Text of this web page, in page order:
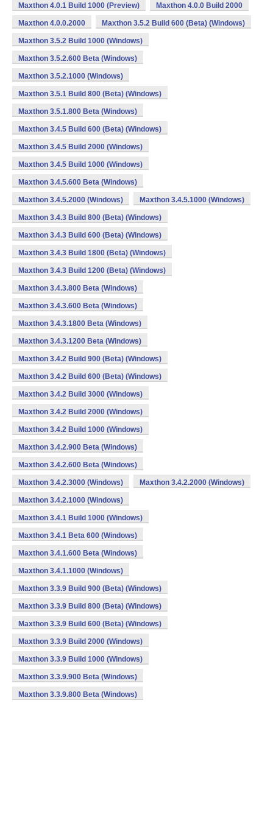
Maxthon 4.0.1 Build 1000 (Preview) Maxthon 4.0.0 Build 2000
Maxthon 4.0.0.2000 Maxthon 3.5.2 Build 600 (Beta) (Windows)
Maxthon 3.5.2 Build 1000 (Windows)
Maxthon 3.5.2.600 Beta (Windows)
Maxthon 3.5.2.1000 (Windows)
Maxthon 3.5.1 Build 800 (Beta) (Windows)
Maxthon 3.5.1.800 Beta (Windows)
Maxthon 3.4.5 Build 600 (Beta) (Windows)
Maxthon 3.4.5 Build 2000 (Windows)
Maxthon 3.4.5 Build 1000 (Windows)
Maxthon 3.4.5.600 Beta (Windows)
Maxthon 3.4.5.2000 (Windows) Maxthon 3.4.5.1000 (Windows)
Maxthon 3.4.3 Build 800 (Beta) (Windows)
Maxthon 3.4.3 Build 600 (Beta) (Windows)
Maxthon 3.4.3 Build 1800 (Beta) (Windows)
Maxthon 3.4.3 Build 1200 (Beta) (Windows)
Maxthon 3.4.3.800 Beta (Windows)
Maxthon 3.4.3.600 Beta (Windows)
Maxthon 3.4.3.1800 Beta (Windows)
Maxthon 3.4.3.1200 Beta (Windows)
Maxthon 3.4.2 Build 900 (Beta) (Windows)
Maxthon 3.4.2 Build 600 (Beta) (Windows)
Maxthon 3.4.2 Build 3000 (Windows)
Maxthon 3.4.2 Build 2000 (Windows)
Maxthon 3.4.2 Build 1000 (Windows)
Maxthon 3.4.2.900 Beta (Windows)
Maxthon 3.4.2.600 Beta (Windows)
Maxthon 3.4.2.3000 (Windows) Maxthon 3.4.2.2000 (Windows)
Maxthon 3.4.2.1000 (Windows)
Maxthon 3.4.1 Build 1000 (Windows)
Maxthon 3.4.1 Beta 600 (Windows)
Maxthon 3.4.1.600 Beta (Windows)
Maxthon 3.4.1.1000 (Windows)
Maxthon 3.3.9 Build 900 (Beta) (Windows)
Maxthon 3.3.9 Build 800 (Beta) (Windows)
Maxthon 3.3.9 Build 600 (Beta) (Windows)
Maxthon 3.3.9 Build 2000 (Windows)
Maxthon 3.3.9 Build 1000 (Windows)
Maxthon 3.3.9.900 Beta (Windows)
Maxthon 3.3.9.800 Beta (Windows)